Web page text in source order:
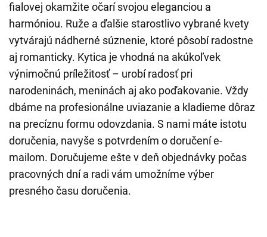
fialovej okamžite očarí svojou eleganciou a
harmóniou. Ruže a ďalšie starostlivo vybrané kvety
vytvárajú nádherné súznenie, ktoré pôsobí radostne
aj romanticky. Kytica je vhodná na akúkoľvek
výnimočnú príležitosť – urobí radosť pri
narodeninách, meninách aj ako poďakovanie. Vždy
dbáme na profesionálne uviazanie a kladieme dôraz
na precíznu formu odovzdania. S nami máte istotu
doručenia, navyše s potvrdením o doručení e-
mailom. Doručujeme ešte v deň objednávky počas
pracovných dní a radi vám umožníme výber
presného času doručenia.